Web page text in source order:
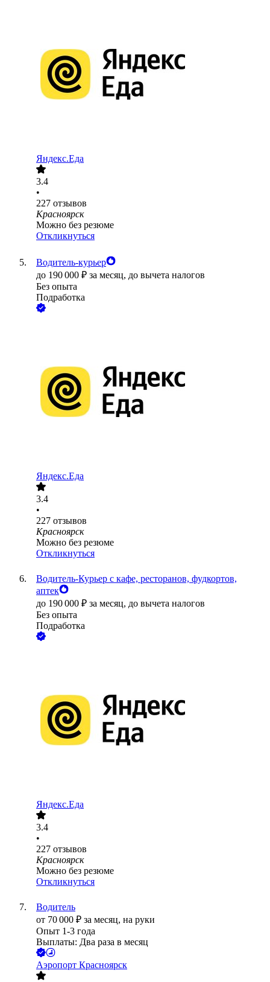
Яндекс.Еда
3.4
•
227 отзывов
Красноярск
Можно без резюме
Откликнуться
Водитель-курьер
до 190 000 ₽ за месяц, до вычета налогов
Без опыта
Подработка
Яндекс.Еда
3.4
•
227 отзывов
Красноярск
Можно без резюме
Откликнуться
Водитель-Курьер с кафе, ресторанов, фудкортов,
аптек
до 190 000 ₽ за месяц, до вычета налогов
Без опыта
Подработка
Яндекс.Еда
3.4
•
227 отзывов
Красноярск
Можно без резюме
Откликнуться
Водитель
от 70 000 ₽ за месяц, на руки
Опыт 1-3 года
Выплаты: Два раза в месяц
Аэропорт Красноярск